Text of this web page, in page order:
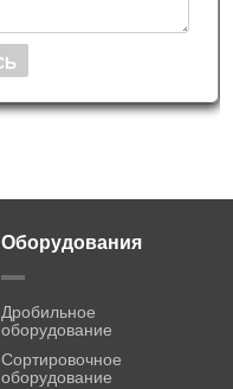
Оборудования
Дробильное
оборудование
Сортировочное
оборудование